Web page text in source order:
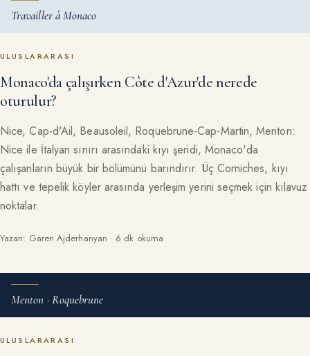
Travailler à Monaco
ULUSLARARASI
Monaco'da çalışırken Côte d'Azur'de nerede
oturulur?
Nice, Cap-d'Ail, Beausoleil, Roquebrune-Cap-Martin, Menton:
Nice ile İtalyan sınırı arasındaki kıyı şeridi, Monaco'da
çalışanların büyük bir bölümünü barındırır. Üç Corniches, kıyı
hattı ve tepelik köyler arasında yerleşim yerini seçmek için kılavuz
noktalar.
Yazan: Garen Ajderhanyan · 6 dk okuma
Menton · Roquebrune
ULUSLARARASI